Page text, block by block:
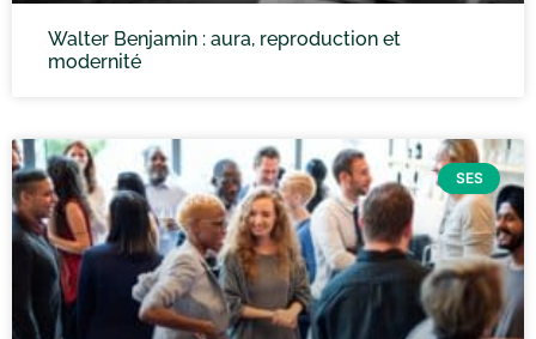
Walter Benjamin : aura, reproduction et
modernité
SES